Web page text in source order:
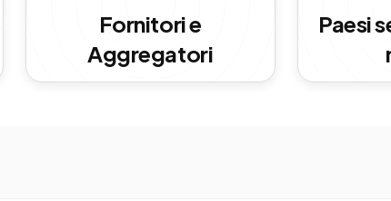
Fornitori e
Aggregatori
Paesi